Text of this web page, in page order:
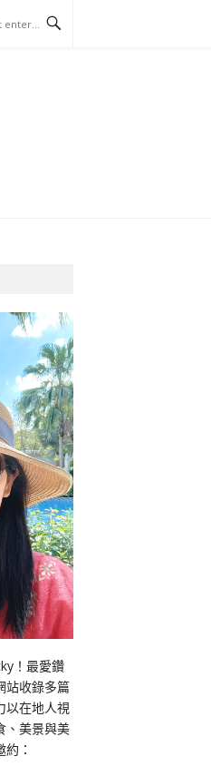
！最愛鑽
站收錄多篇
以在地人視
、美景與美
：